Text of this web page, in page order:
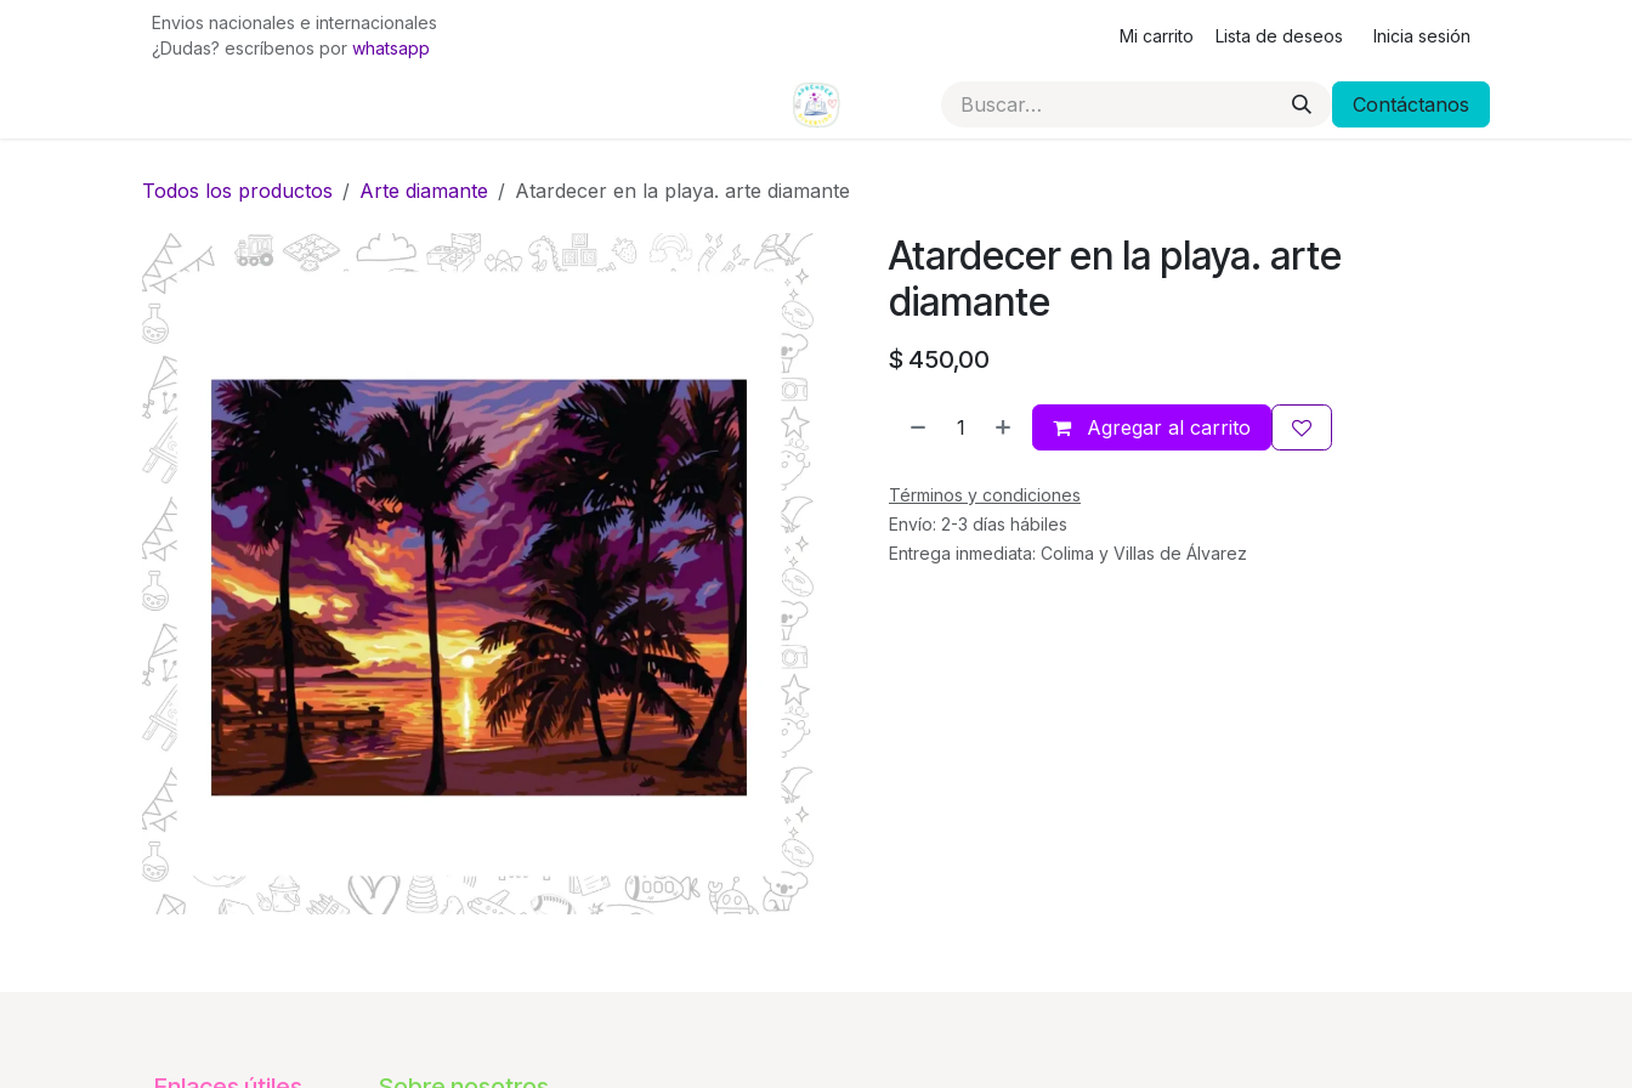
Envios nacionales e internacionales
¿Dudas? escríbenos por whatsapp
Mi carrito Lista de deseos Inicia sesión
Tienda por categorías Contáctanos
Todos los productos Arte diamante Atardecer en la playa. arte diamante
Atardecer en la playa. arte
diamante
$ 450,00
Agregar al carrito
Términos y condiciones
Envío: 2-3 días hábiles
Entrega inmediata: Colima y Villas de Álvarez